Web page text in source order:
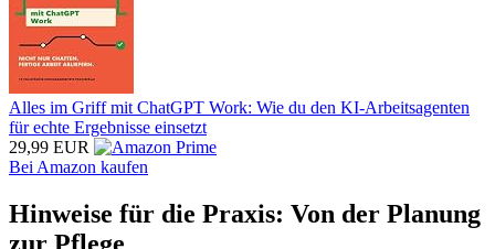
Alles im Griff mit ChatGPT Work: Wie du den KI-Arbeitsagenten
für echte Ergebnisse einsetzt
29,99 EUR
Bei Amazon kaufen
Hinweise für die Praxis: Von der Planung
zur Pflege